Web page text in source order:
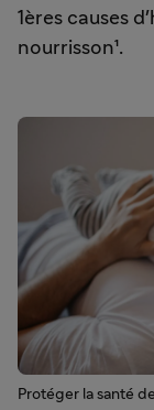
1ères causes
nourrisson¹.
Protéger la santé